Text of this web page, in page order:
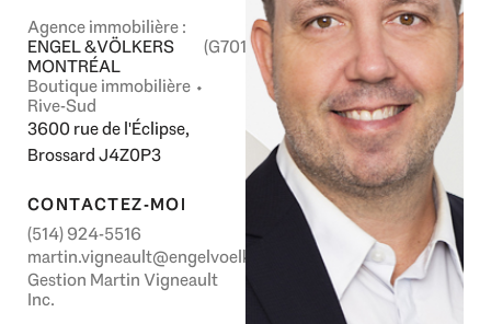
Agence immobilière :
ENGEL & VÖLKERS
MONTRÉAL
(G7014)
Boutique immobilière ⬩
Rive-Sud
3600 rue de l'Éclipse,
Brossard J4Z0P3
CONTACTEZ-MOI
(514) 924-5516
martin.vigneault@engelvoelkers.com
Gestion Martin Vigneault
Inc.